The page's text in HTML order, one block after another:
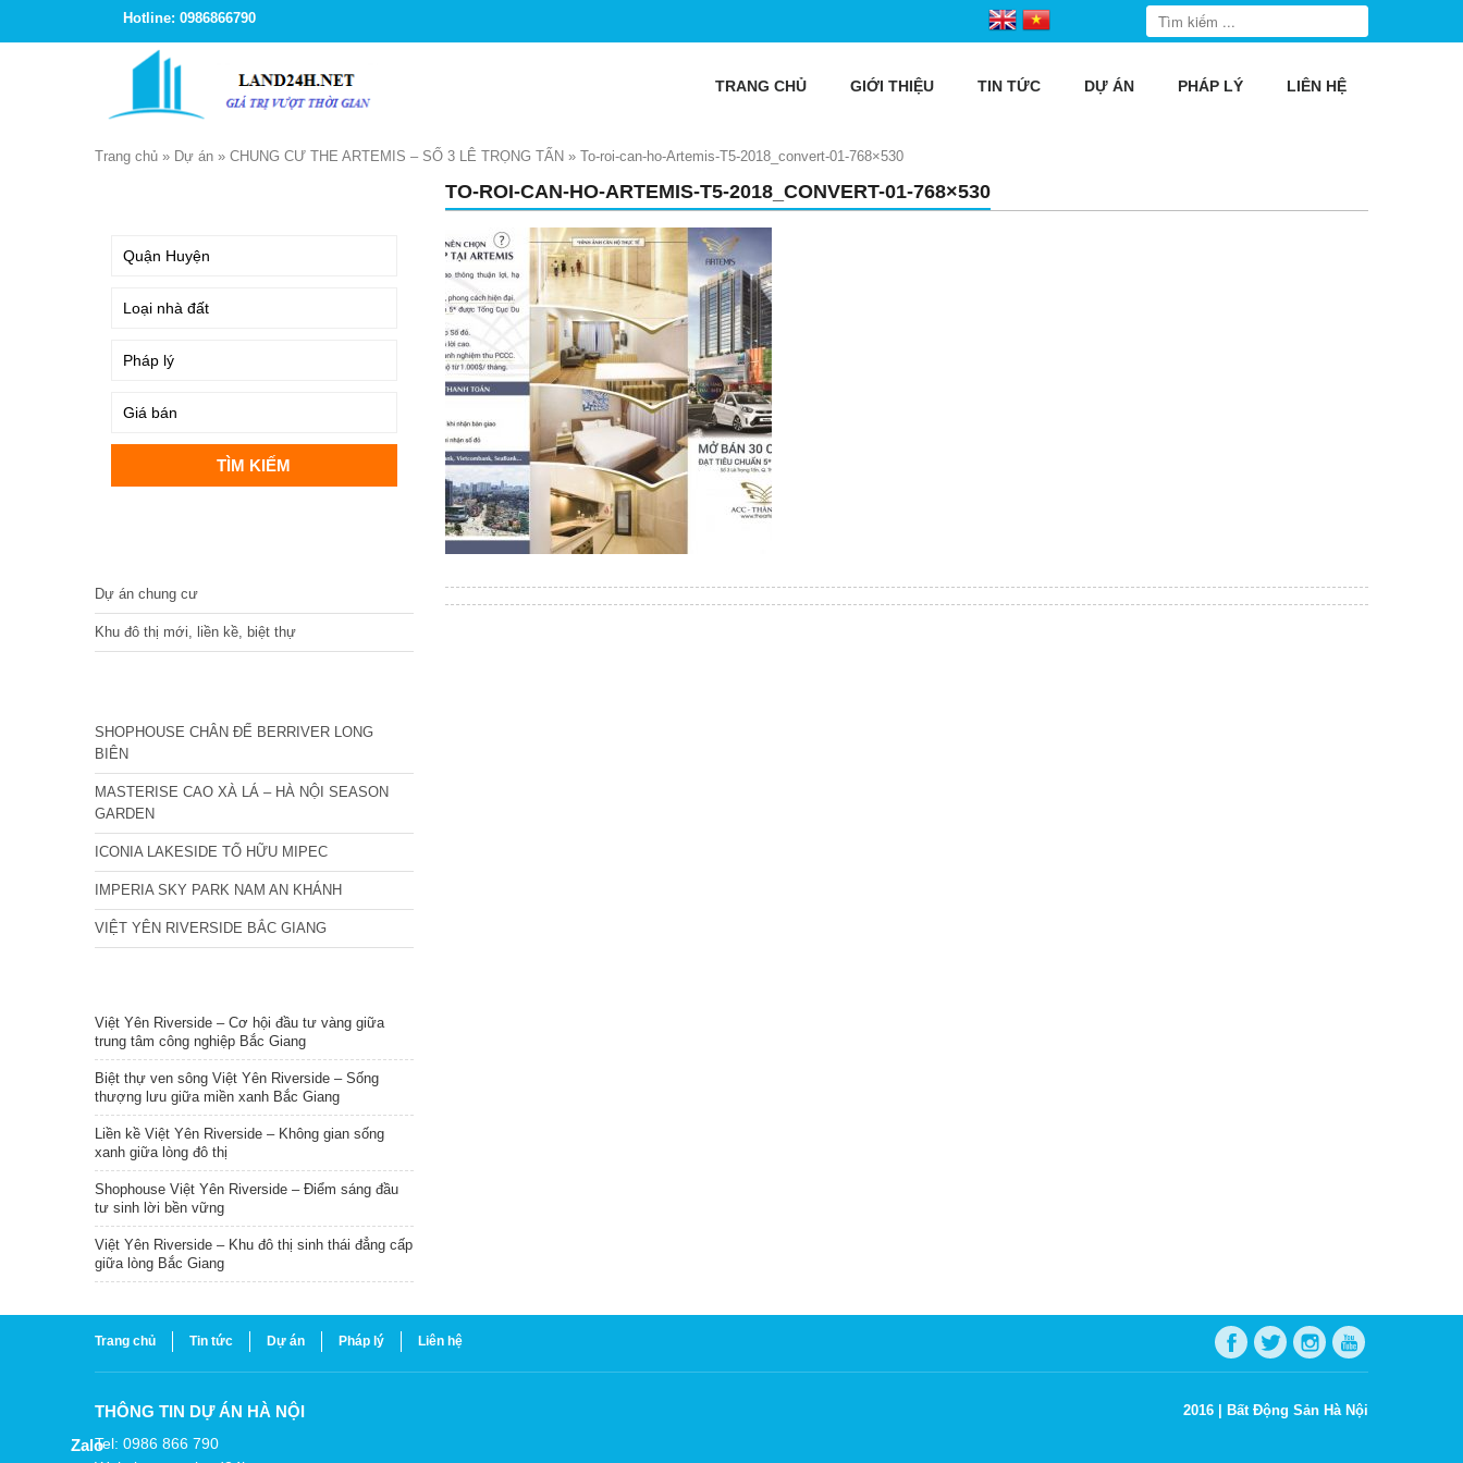
Hotline: 0986866790
TRANG CHỦ GIỚI THIỆU TIN TỨC DỰ ÁN PHÁP LÝ LIÊN HỆ
Trang chủ » Dự án » CHUNG CƯ THE ARTEMIS – SỐ 3 LÊ TRỌNG TẤN » To-roi-can-ho-Artemis-T5-2018_convert-01-768×530
TO-ROI-CAN-HO-ARTEMIS-T5-2018_CONVERT-01-768×530
Dự án chung cư
Khu đô thị mới, liền kề, biệt thự
SHOPHOUSE CHÂN ĐẾ BERRIVER LONG
BIÊN
MASTERISE CAO XÀ LÁ – HÀ NỘI SEASON
GARDEN
ICONIA LAKESIDE TỐ HỮU MIPEC
IMPERIA SKY PARK NAM AN KHÁNH
VIỆT YÊN RIVERSIDE BẮC GIANG
Việt Yên Riverside – Cơ hội đầu tư vàng giữa
trung tâm công nghiệp Bắc Giang
Biệt thự ven sông Việt Yên Riverside – Sống
thượng lưu giữa miền xanh Bắc Giang
Liền kề Việt Yên Riverside – Không gian sống
xanh giữa lòng đô thị
Shophouse Việt Yên Riverside – Điểm sáng đầu
tư sinh lời bền vững
Việt Yên Riverside – Khu đô thị sinh thái đẳng cấp
giữa lòng Bắc Giang
Trang chủ Tin tức Dự án Pháp lý Liên hệ
THÔNG TIN DỰ ÁN HÀ NỘI
Tel: 0986 866 790
2016 | Bất Động Sản Hà Nội
Zalo